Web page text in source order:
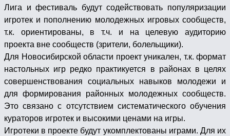
Лига и фестиваль будут содействовать популяризации
игротек и пополнению молодежных игровых сообществ,
т.к. ориентированы, в т.ч. и на целевую аудиторию
проекта вне сообществ (зрители, болельщики).
Для Новосибирской области проект уникален, т.к. формат
настольных игр редко практикуется в районах в целях
совершенствования социальных навыков молодежи и
для формирования районных молодежных сообществ.
Это связано с отсутствием систематического обучения
кураторов игротек и высокими ценами на игры.
Игротеки в проекте будут укомплектованы играми. Для их